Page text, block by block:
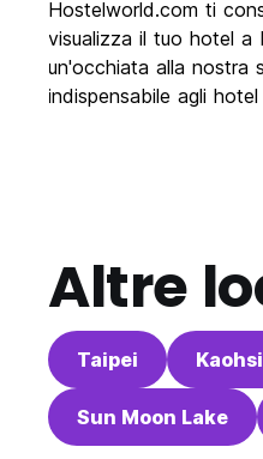
Hostelworld.com ti
visualizza il tuo hotel a
un'occhiata alla nostra
indispensabile agli
Altre
Taipei
Sun Moon Lake